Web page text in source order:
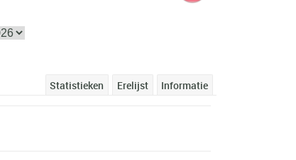
Informatie
Erelijst
Statistieken